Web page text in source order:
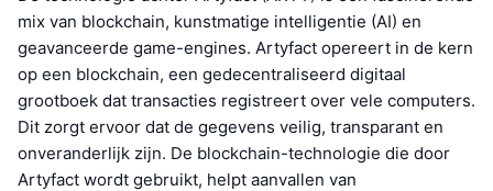
mix van blockchain, kunstmatige intelligentie (AI) en
geavanceerde game-engines. Artyfact opereert in de kern
op een blockchain, een gedecentraliseerd digitaal
grootboek dat transacties registreert over vele computers.
Dit zorgt ervoor dat de gegevens veilig, transparant en
onveranderlijk zijn. De blockchain-technologie die door
Artyfact wordt gebruikt, helpt aanvallen van